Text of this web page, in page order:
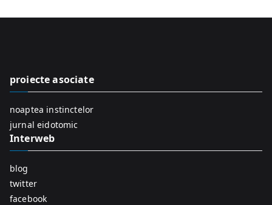
o
proiecte asociate
noaptea instinctelor
jurnal eidotomic
Interweb
blog
twitter
facebook